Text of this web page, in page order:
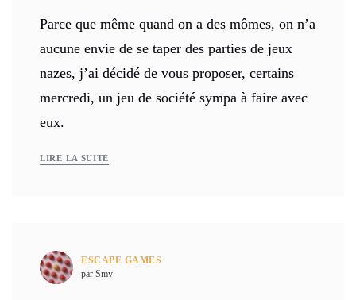
Parce que même quand on a des mômes, on n’a
aucune envie de se taper des parties de jeux
nazes, j’ai décidé de vous proposer, certains
mercredi, un jeu de société sympa à faire avec
eux.
LIRE LA SUITE
ESCAPE GAMES
par Smy